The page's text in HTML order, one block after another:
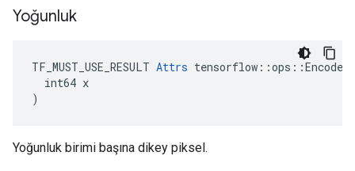
Yoğunluk
TF_MUST_USE_RESULT Attrs
  int64 x
)
Yoğunluk birimi başına dikey piksel.